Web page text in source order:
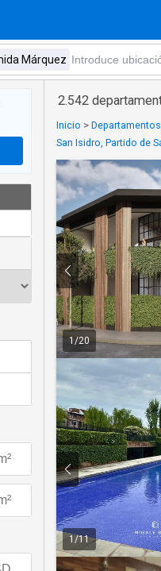
2.542
Inicio >
San Isidro, Partido de
1 /20
1/11